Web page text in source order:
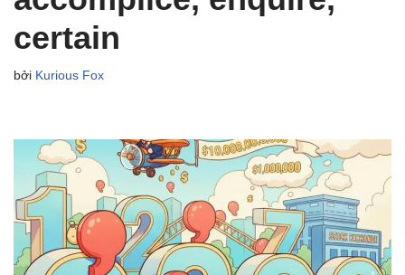
certain
bởi Kurious Fox